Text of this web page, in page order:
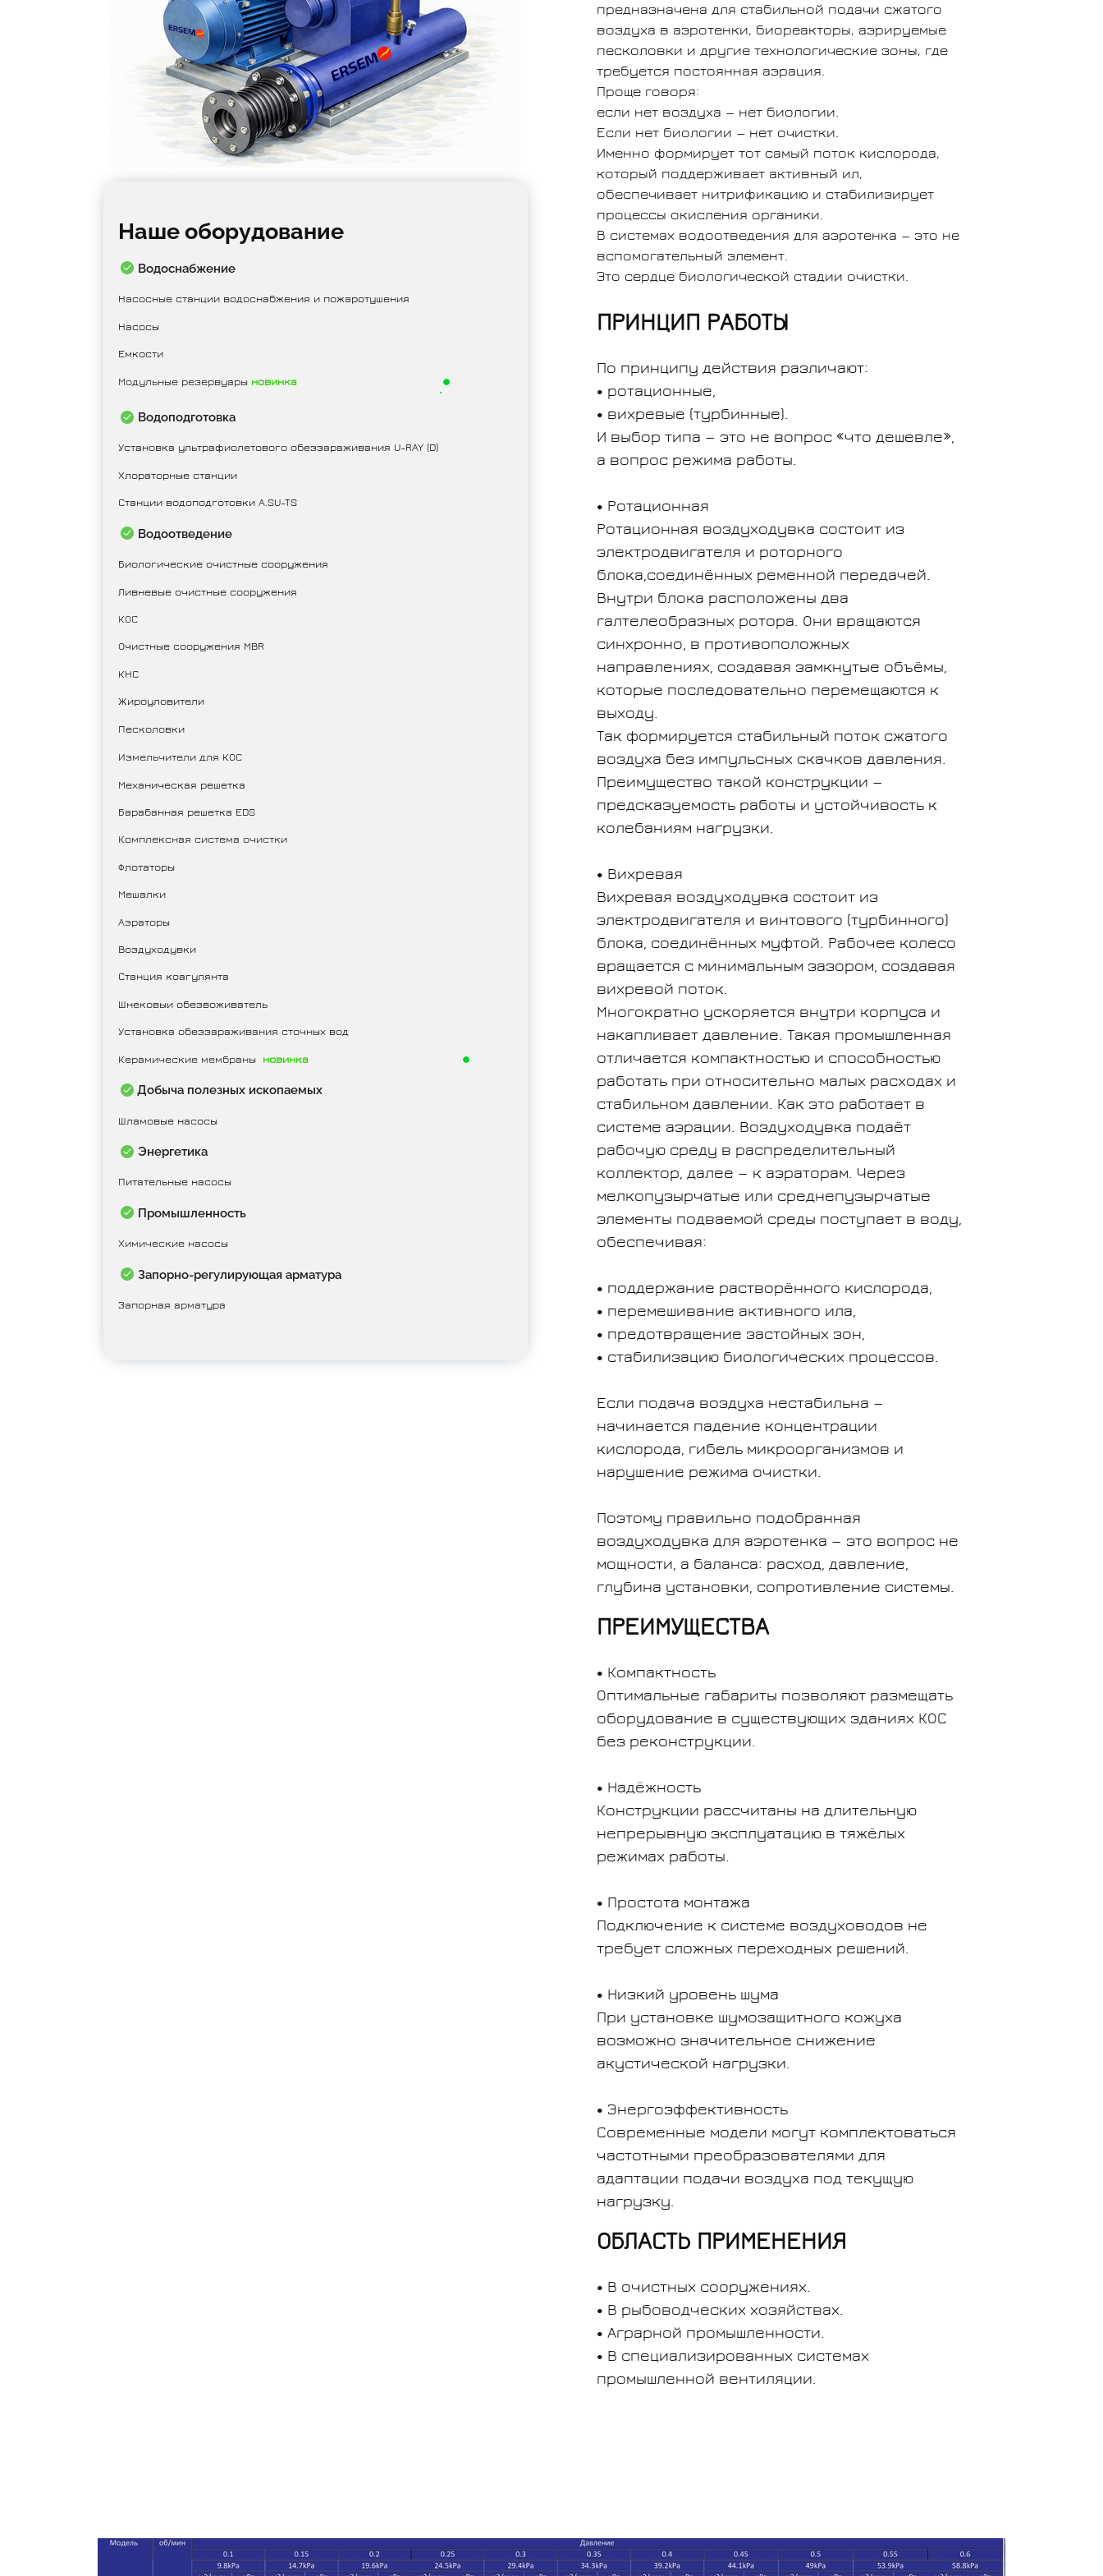
Наше оборудование
Водоснабжение
Насосные станции водоснабжения и пожаротушения
Насосы
Емкости
Модульные резервуары новинка
Водоподготовка
Установка ультрафиолетового обеззараживания U-RAY (D)
Хлораторные станции
Станции водоподготовки A.SU-TS
Водоотведение
Биологические очистные сооружения
Ливневые очистные сооружения
КОС
Очистные сооружения MBR
КНС
Жироуловители
Песколовки
Измельчители для КОС
Механическая решетка
Барабанная решетка EDS
Комплексная система очистки
Флотаторы
Мешалки
Аэраторы
Воздуходувки
Станция коагулянта
Шнековыи обезвоживатель
Установка обеззараживания сточных вод
Керамические мембраны новинка
Добыча полезных ископаемых
Шламовые насосы
Энергетика
Питательные насосы
Промышленность
Химические насосы
Запорно-регулирующая арматура
Запорная арматура
предназначена для стабильной подачи сжатого
воздуха в аэротенки, биореакторы, аэрируемые
песколовки и другие технологические зоны, где
требуется постоянная аэрация.
Проще говоря:
если нет воздуха — нет биологии.
Если нет биологии — нет очистки.
Именно формирует тот самый поток кислорода,
который поддерживает активный ил,
обеспечивает нитрификацию и стабилизирует
процессы окисления органики.
В системах водоотведения для аэротенка — это не
вспомогательный элемент.
Это сердце биологической стадии очистки.
ПРИНЦИП РАБОТЫ
По принципу действия различают:
ротационные,
вихревые (турбинные).
И выбор типа — это не вопрос «что дешевле»,
а вопрос режима работы.
Ротационная
Ротационная воздуходувка состоит из
электродвигателя и роторного
блока,соединённых ременной передачей.
Внутри блока расположены два
галтелеобразных ротора. Они вращаются
синхронно, в противоположных
направлениях, создавая замкнутые объёмы,
которые последовательно перемещаются к
выходу.
Так формируется стабильный поток сжатого
воздуха без импульсных скачков давления.
Преимущество такой конструкции —
предсказуемость работы и устойчивость к
колебаниям нагрузки.
Вихревая
Вихревая воздуходувка состоит из
электродвигателя и винтового (турбинного)
блока, соединённых муфтой. Рабочее колесо
вращается с минимальным зазором, создавая
вихревой поток.
Многократно ускоряется внутри корпуса и
накапливает давление. Такая промышленная
отличается компактностью и способностью
работать при относительно малых расходах и
стабильном давлении. Как это работает в
системе аэрации. Воздуходувка подаёт
рабочую среду в распределительный
коллектор, далее — к аэраторам. Через
мелкопузырчатые или среднепузырчатые
элементы подваемой среды поступает в воду,
обеспечивая:
поддержание растворённого кислорода,
перемешивание активного ила,
предотвращение застойных зон,
стабилизацию биологических процессов.
Если подача воздуха нестабильна —
начинается падение концентрации
кислорода, гибель микроорганизмов и
нарушение режима очистки.
Поэтому правильно подобранная
воздуходувка для аэротенка — это вопрос не
мощности, а баланса: расход, давление,
глубина установки, сопротивление системы.
ПРЕИМУЩЕСТВА
Компактность
Оптимальные габариты позволяют размещать
оборудование в существующих зданиях КОС
без реконструкции.
Надёжность
Конструкции рассчитаны на длительную
непрерывную эксплуатацию в тяжёлых
режимах работы.
Простота монтажа
Подключение к системе воздуховодов не
требует сложных переходных решений.
Низкий уровень шума
При установке шумозащитного кожуха
возможно значительное снижение
акустической нагрузки.
Энергоэффективность
Современные модели могут комплектоваться
частотными преобразователями для
адаптации подачи воздуха под текущую
нагрузку.
ОБЛАСТЬ ПРИМЕНЕНИЯ
В очистных сооружениях.
В рыбоводческих хозяйствах.
Аграрной промышленности.
В специализированных системах
промышленной вентиляции.